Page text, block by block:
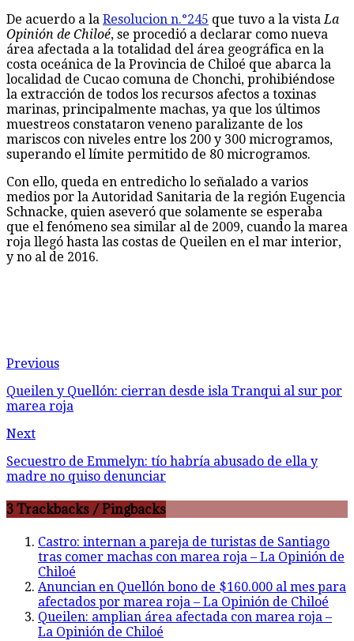
De acuerdo a la Resolucion n.°245 que tuvo a la vistaLa
Opinión de Chiloé, se procedió a declarar como nueva
área afectada a la totalidad del área geográfica en la
costa oceánica de la Provincia de Chiloé que abarca la
localidad de Cucao comuna de Chonchi, prohibiéndose
la extracción de todos los recursos afectos a toxinas
marinas, principalmente machas, ya que los últimos
muestreos constataron veneno paralizante de los
mariscos con niveles entre los 200 y 300 microgramos,
superando el límite permitido de 80 microgramos.
Con ello, queda en entredicho lo señalado a varios
medios por la Autoridad Sanitaria de la región Eugencia
Schnacke, quien aseveró que solamente se esperaba
que el fenómeno sea similar al de 2009, cuando la marea
roja llegó hasta las costas de Queilen en el mar interior,
y no al de 2016.
Previous
Queilen y Quellón: cierran desde isla Tranqui al sur por
marea roja
Next
Secuestro de Emmelyn: tío habría abusado de ella y
madre no quiso denunciar
3 Trackbacks / Pingbacks
Castro: internan a pareja de turistas de Santiago
tras comer machas con marea roja – La Opinión de
Chiloé
Anuncian en Quellón bono de $160.000 al mes para
afectados por marea roja – La Opinión de Chiloé
Queilen: amplian área afectada con marea roja –
La Opinión de Chiloé